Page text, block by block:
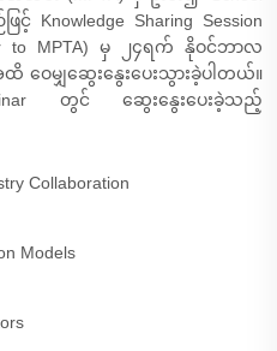
ြင့် Knowledge Sharing Session
to MPTA) မှ ၂၄ရက် နိုဝင်ဘာလ
ဝေမျှဆွေးနွေးပေးသွားခဲ့ပါတယ်။
တွင် ဆွေးနွေးပေးခဲ့သည့်
Collaboration
Models